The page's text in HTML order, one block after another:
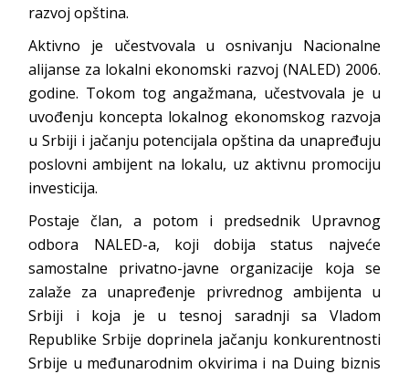
razvoj opština.
Aktivno je učestvovala u osnivanju Nacionalne
alijanse za lokalni ekonomski razvoj (NALED) 2006.
godine. Tokom tog angažmana, učestvovala je u
uvođenju koncepta lokalnog ekonomskog razvoja
u Srbiji i jačanju potencijala opština da unapređuju
poslovni ambijent na lokalu, uz aktivnu promociju
investicija.
Postaje član, a potom i predsednik Upravnog
odbora NALED-a, koji dobija status najveće
samostalne privatno-javne organizacije koja se
zalaže za unapređenje privrednog ambijenta u
Srbiji i koja je u tesnoj saradnji sa Vladom
Republike Srbije doprinela jačanju konkurentnosti
Srbije u međunarodnim okvirima i na Duing biznis